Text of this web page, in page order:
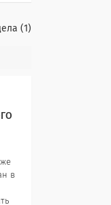
1
в